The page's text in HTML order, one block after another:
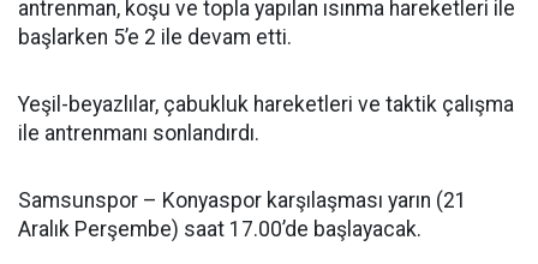
antrenman, koşu ve topla yapılan ısınma hareketleri ile
başlarken 5’e 2 ile devam etti.
Yeşil-beyazlılar, çabukluk hareketleri ve taktik çalışma
ile antrenmanı sonlandırdı.
Samsunspor – Konyaspor karşılaşması yarın (21
Aralık Perşembe) saat 17.00’de başlayacak.